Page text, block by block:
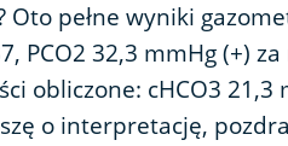
Oto pełne wyniki
PCO2 32,3 mmHg (+) za
obliczone: cHCO3
o interpretację,